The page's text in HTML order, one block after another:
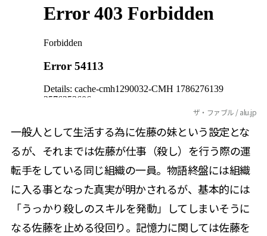
ザ・ファブル / alu.jp
一般人として生活する為に佐藤の妹という設定とな
るが、それまでは佐藤が仕事（殺し）を行う際の運
転手をしている同じ組織の一員。物語終盤には組織
に入る事となった真実が明かされるが、基本的には
「うっかり殺しのスキルを発動」してしまいそうに
なる佐藤を止める役回り。記憶力に関しては佐藤を